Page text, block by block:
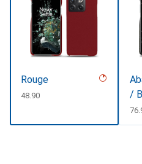
Rouge
CHF
48.90
/